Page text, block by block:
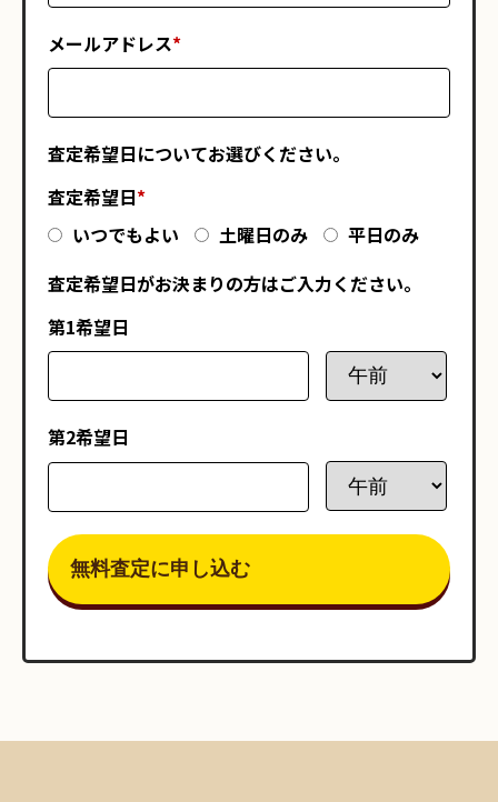
メールアドレス*
査定希望日についてお選びください。
査定希望日*
いつでもよい
土曜日のみ
平日のみ
査定希望日がお決まりの方はご入力ください。
第1希望日
第2希望日